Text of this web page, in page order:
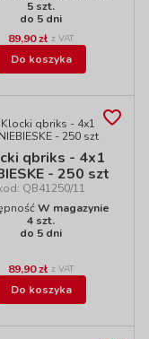
5 szt.
do 5 dni
89,90 zł z VAT
Do koszyka
qbriks - 4x1
- 250 szt
QB41250/11
W magazynie
4 szt.
do 5 dni
89,90 zł z VAT
Do koszyka